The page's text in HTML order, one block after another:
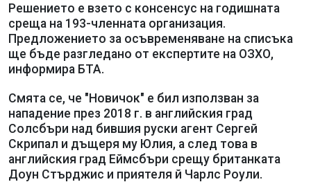
Решението е взето с консенсус на годишната
среща на 193-членната организация.
Предложението за осъвременяване на списъка
ще бъде разгледано от експертите на ОЗХО,
информира БТА.
Смята се, че "Новичок" е бил използван за
нападение през 2018 г. в английския град
Солсбъри над бившия руски агент Сергей
Скрипал и дъщеря му Юлия, а след това в
английския град Еймсбъри срещу британката
Доун Стърджис и приятеля й Чарлс Роули.